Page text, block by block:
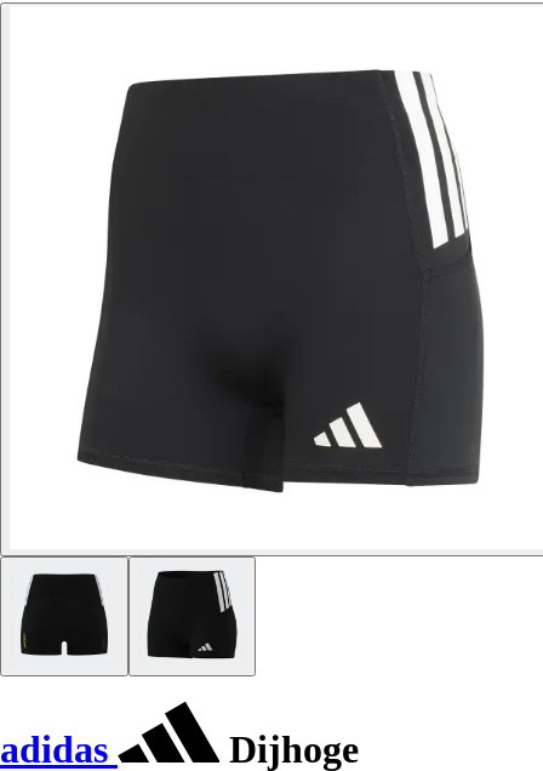
adidas
Dijhoge